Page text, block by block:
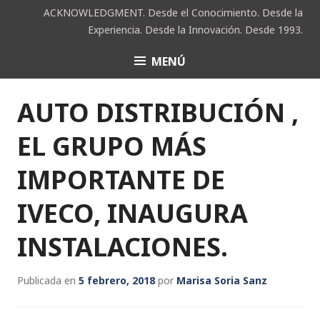
ACKNOWLEDGMENT. Desde el Conocimiento. Desde la
Experiencia. Desde la Innovación. Desde 1993.
ACK MENÚ
AUTO DISTRIBUCIÓN ,
EL GRUPO MÁS
IMPORTANTE DE
IVECO, INAUGURA
INSTALACIONES.
Publicada en 5 febrero, 2018por Marisa Soria Sanz